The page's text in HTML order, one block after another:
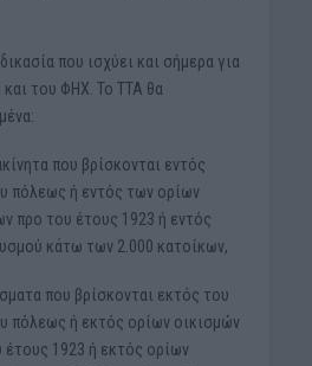
που ισχύει και σήμερα για
και του ΦΗΧ. Το ΤΤΑ θα
που βρίσκονται εντός
πόλεως ή εντός των ορίων
προ του έτους 1923 ή εντός
κάτω των 2.000 κατοίκων,
που βρίσκονται εκτός του
πόλεως ή εκτός ορίων οικισμών
1923 ή εκτός ορίων